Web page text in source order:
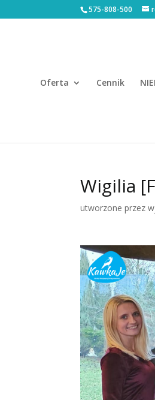
575-808-500
Oferta Cennik
Wigilia
utworzone przez